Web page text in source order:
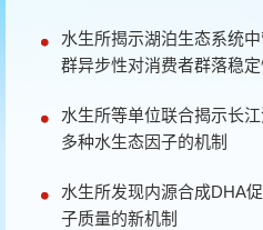
水生所揭示湖泊生态系统
群异步性对消费者群落稳
水生所等单位联合揭示长
多种水生态因子的机制
水生所发现内源合成DHA
子质量的新机制